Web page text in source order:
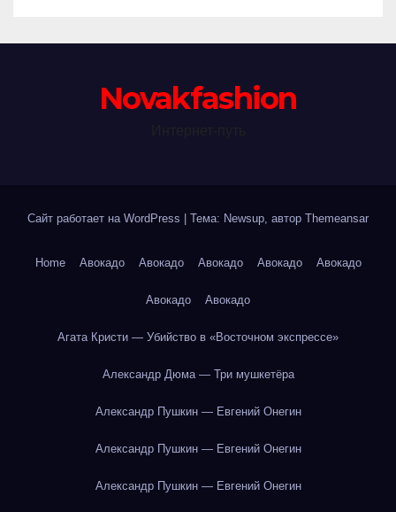
Novakfashion
Сайт работает на WordPress Тема: Newsup, автор Themeansar
Home Авокадо Авокадо Авокадо Авокадо Авокадо
Авокадо Авокадо
Агата Кристи — Убийство в «Восточном экспрессе»
Александр Дюма — Три мушкетёра
Александр Пушкин — Евгений Онегин
Александр Пушкин — Евгений Онегин
Александр Пушкин — Евгений Онегин